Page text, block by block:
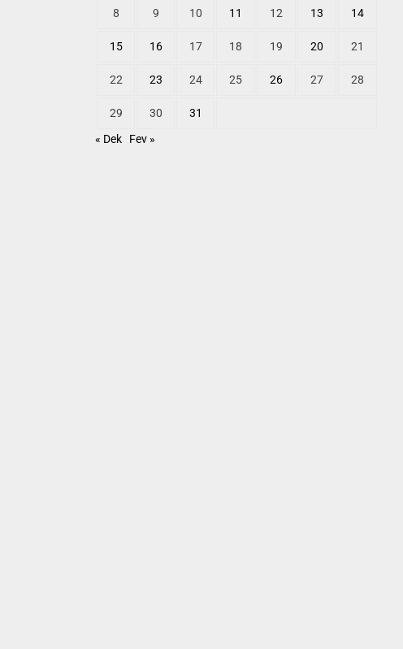
8 9 10 11 12 13 14
15 16 17 18 19 20 21
22 23 24 25 26 27 28
29 30
31
« Dek
Fev »